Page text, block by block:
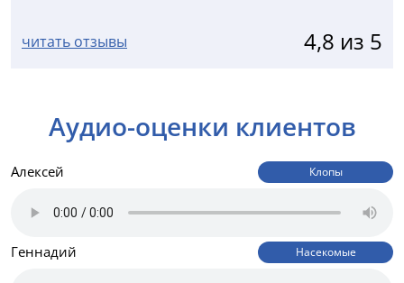
читать отзывы 4,8 из 5
Аудио-оценки клиентов
Алексей Клопы
Геннадий Насекомые